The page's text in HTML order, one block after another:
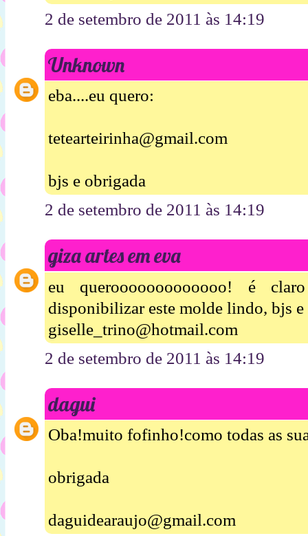
2 de setembro de 2011 às 14:19
Unknown
eba....eu quero:
tetearteirinha@gmail.com
bjs e obrigada
2 de setembro de 2011 às 14:19
giza artes em eva
eu querooooooooooooo! é
disponibilizar este molde lindo, bjs e
giselle_trino@hotmail.com
2 de setembro de 2011 às 14:19
dagui
Oba!muito fofinho!como todas as
obrigada
daguidearaujo@gmail.com